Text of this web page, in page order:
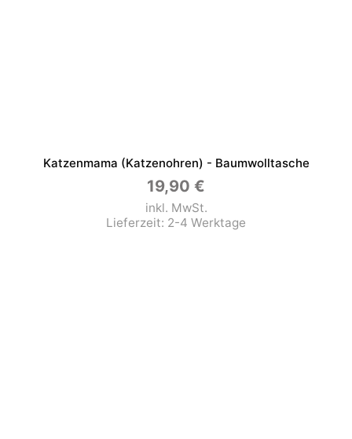
Katzenmama (Katzenohren) - Baumwolltasche
19,90 €
inkl. MwSt.
Lieferzeit: 2-4 Werktage